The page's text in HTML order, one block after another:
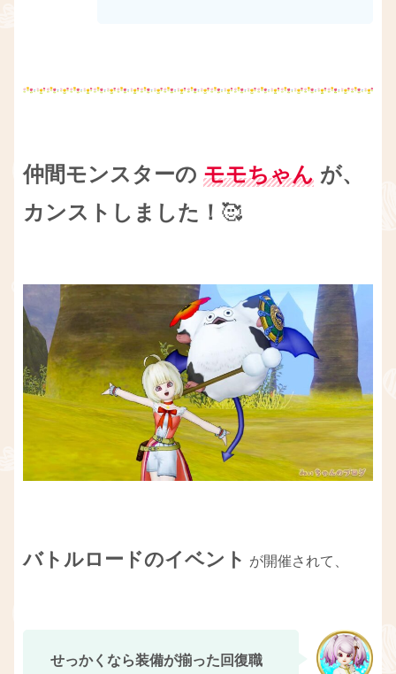
仲間モンスターの モモちゃん が、
カンストしました！ 🥰
バトルロードのイベント が開催されて、
せっかくなら装備が揃った回復職